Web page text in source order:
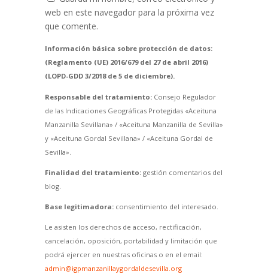
web en este navegador para la próxima vez
que comente.
Información básica sobre protección de datos:
(Reglamento (UE) 2016/679 del 27 de abril 2016)
(LOPD-GDD 3/2018 de 5 de diciembre).
Responsable del tratamiento:Consejo Regulador
de las Indicaciones Geográficas Protegidas «Aceituna
Manzanilla Sevillana» / «Aceituna Manzanilla de Sevilla»
y «Aceituna Gordal Sevillana» / «Aceituna Gordal de
Sevilla».
Finalidad del tratamiento:gestión comentarios del
blog.
Base legitimadora:consentimiento del interesado.
Le asisten los derechos de acceso, rectificación,
cancelación, oposición, portabilidad y limitación que
podrá ejercer en nuestras oficinas o en el email:
admin@igpmanzanillaygordaldesevilla.org